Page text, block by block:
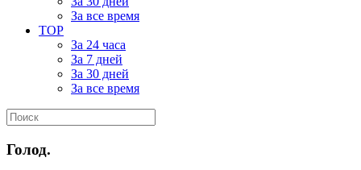
За все время
TOP
За 24 часа
За 7 дней
За 30 дней
За все время
Голод.